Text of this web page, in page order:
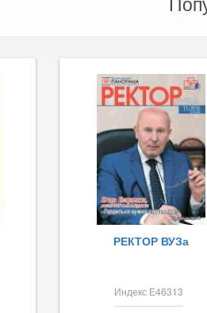
РЕКТОР ВУЗа
Индекс Е46313